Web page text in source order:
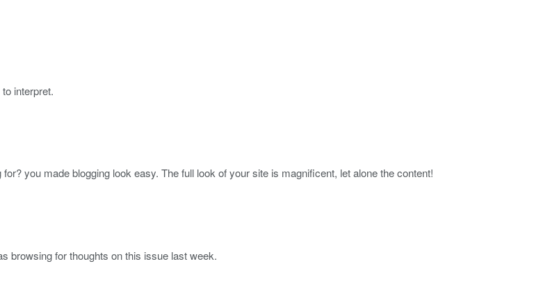
interpret.
you made blogging look easy. The full look of your site is magnificent, let alone the content!
browsing for thoughts on this issue last week.